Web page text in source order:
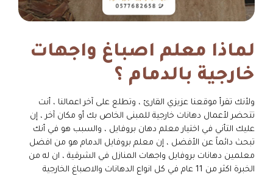
لماذا معلم اصباغ واجهات
خارجية بالدمام ؟
ولأنك تقرأ موقعنا عزيزي القارئ ، وتطلع على آخر اعمالنا ، أنت
تتحضر لأعمال دهانات خارجية للمبنى الخاص بك أو مكان آخر ، إن
عليك التأني في اختيار معلم دهان بروفايل ، والسبب هو في أنك
تبحث دائماً عن الأفضل ، إن معلم بروفايل الدمام هو من افضل
معلمين دهانات بروفايل واجهات المنازل في الشرقية ، ان له من
الخبرة اكثر من 11 عام في كل انواع الدهانات والاصباغ الخارجية